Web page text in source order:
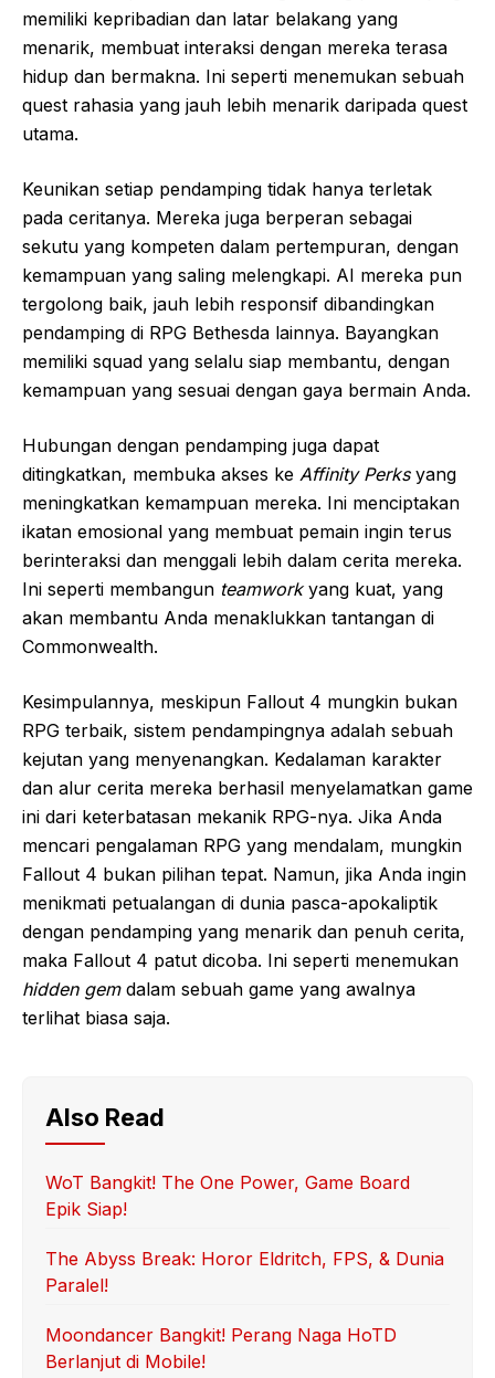
memiliki kepribadian dan latar belakang yang
menarik, membuat interaksi dengan mereka terasa
hidup dan bermakna. Ini seperti menemukan sebuah
quest rahasia yang jauh lebih menarik daripada quest
utama.
Keunikan setiap pendamping tidak hanya terletak
pada ceritanya. Mereka juga berperan sebagai
sekutu yang kompeten dalam pertempuran, dengan
kemampuan yang saling melengkapi. AI mereka pun
tergolong baik, jauh lebih responsif dibandingkan
pendamping di RPG Bethesda lainnya. Bayangkan
memiliki squad yang selalu siap membantu, dengan
kemampuan yang sesuai dengan gaya bermain Anda.
Hubungan dengan pendamping juga dapat
ditingkatkan, membuka akses ke Affinity Perksyang
meningkatkan kemampuan mereka. Ini menciptakan
ikatan emosional yang membuat pemain ingin terus
berinteraksi dan menggali lebih dalam cerita mereka.
Ini seperti membangun teamworkyang kuat, yang
akan membantu Anda menaklukkan tantangan di
Commonwealth.
Kesimpulannya, meskipun Fallout 4 mungkin bukan
RPG terbaik, sistem pendampingnya adalah sebuah
kejutan yang menyenangkan. Kedalaman karakter
dan alur cerita mereka berhasil menyelamatkan game
ini dari keterbatasan mekanik RPG-nya. Jika Anda
mencari pengalaman RPG yang mendalam, mungkin
Fallout 4 bukan pilihan tepat. Namun, jika Anda ingin
menikmati petualangan di dunia pasca-apokaliptik
dengan pendamping yang menarik dan penuh cerita,
maka Fallout 4 patut dicoba. Ini seperti menemukan
hidden gemdalam sebuah game yang awalnya
terlihat biasa saja.
Also Read
WoT Bangkit! The One Power, Game Board
Epik Siap!
The Abyss Break: Horor Eldritch, FPS, & Dunia
Paralel!
Moondancer Bangkit! Perang Naga HoTD
Berlanjut di Mobile!